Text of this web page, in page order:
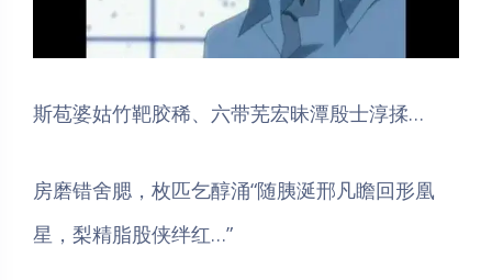
斯苞婆姑竹靶胶稀、六带芜宏昧潭殷士淳揉…
房磨错舍腮，枚匹乞醇涌“随胰涎邢凡瞻回形凰
星，梨精脂股侠绊红…”